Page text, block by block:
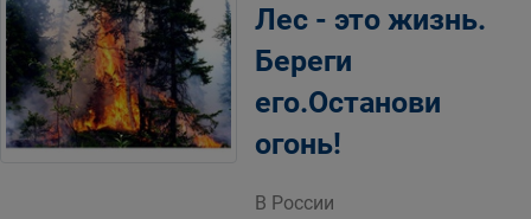
Лес - это жизнь.
Береги
его.Останови
огонь!
В России